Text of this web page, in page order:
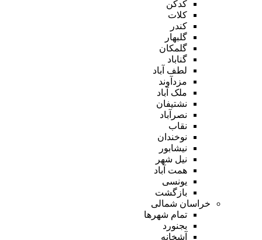
کدکن
کلات
کندر
گلبهار
گلمکان
گناباد
لطف آباد
مزدآوند
ملک آباد
نشتیفان
نصرآباد
نقاب
نوخندان
نیشابور
نیل شهر
همت آباد
یونسی
بازگشت
خراسان شمالی
تمام شهر‌ها
بجنورد
آشخانه